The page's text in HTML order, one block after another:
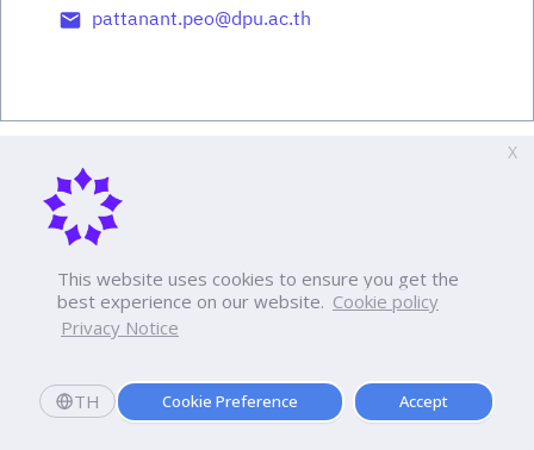
This website uses cookies to ensure you get the
best experience on our website. Cookie policy
Privacy Notice
TH Cookie Preference Accept
X
pattanant.peo@dpu.ac.th